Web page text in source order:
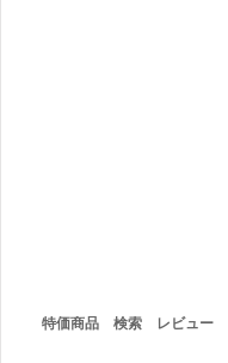
特価商品 検索 レビュー